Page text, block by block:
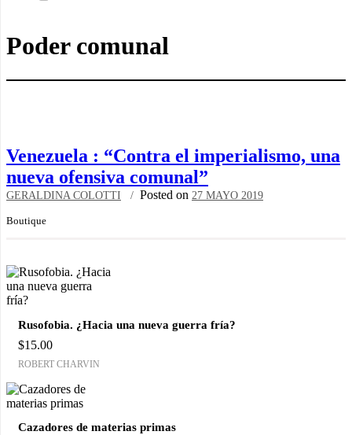
Poder comunal
Venezuela : “Contra el imperialismo, una
nueva ofensiva comunal”
GERALDINA COLOTTI Posted on 27 MAYO 2019
Boutique
Rusofobia. ¿Hacia una nueva guerra fría?
$15.00
ROBERT CHARVIN
Cazadores de materias primas